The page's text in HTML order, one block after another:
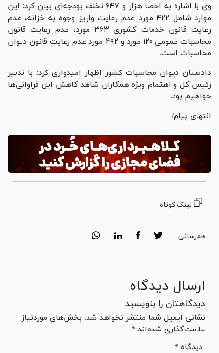
وی با اشاره به احصا هزار و ۶۴۷ تخلف بودجه‌ای بیان کرد: این
موارد شامل ۴۲۲ مورد عدم رعایت واریز وجوه به خزانه، عدم
رعایت قانون خدمات کشوری ۳۶۳ مورد، عدم رعایت قانون
محاسبات عمومی ۱۲۰ مورد و ۴۹۲ مورد عدم رعایت قانون دیوان
محاسبات است.
دادستان دیوان محاسبات کشور اظهار امیدواری کرد: با تدبیر
رئیس کل و اهتمام ویژه همکاران شاهد کاهش این فراوانی‌ها
خواهیم بود.
انتهای پیام/
لینک کوتاه
هم‌رسانی:
ارسال دیدگاه
دیدگاهتان را بنویسید
نشانی ایمیل شما منتشر نخواهد شد. بخش‌های موردنیاز
علامت‌گذاری شده‌اند *
* دیدگاه